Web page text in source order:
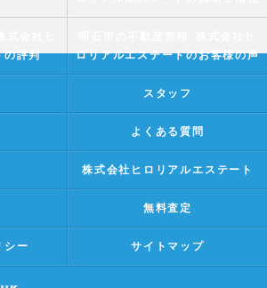
の評判
ロリアルエステートのお客様の声
スタッフ
よくある質問
株式会社ヒロリアルエステート
無料査定
シー サイトマップ